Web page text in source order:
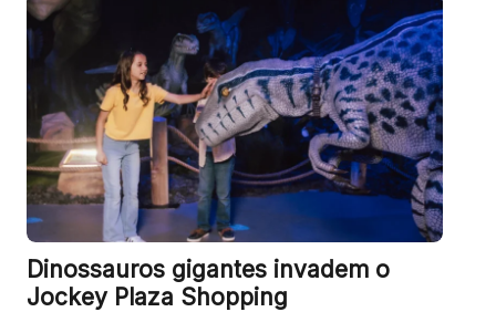
Dinossauros gigantes invadem o
Jockey Plaza Shopping